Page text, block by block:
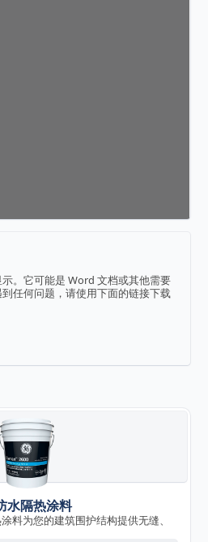
。它可能是 Word 文档或其他需要
任何问题，请使用下面的链接下载
水隔热涂料
料为您的建筑围护结构提供无缝、